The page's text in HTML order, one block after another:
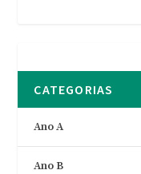
CATEGORIAS
Ano A
Ano B